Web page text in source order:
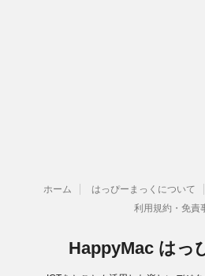
ホーム はっぴーまっくについて
利用規約・免責
HappyMac はっ